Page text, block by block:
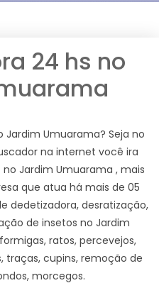
24 hs no
Jardim Umuarama? Seja no
na internet você ira
Jardim Umuarama , mais
que atua há mais de 05
dedetizadora, desratização,
de insetos no Jardim
ratos, percevejos,
traças, cupins, remoção de
morcegos.